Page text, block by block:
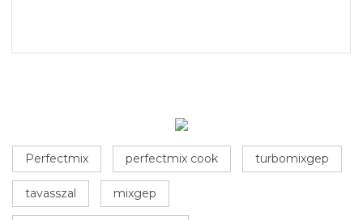
Perfectmix perfectmix cook turbomixgep
tavasszal mixgep